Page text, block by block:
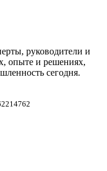
руководители и
опыте и решениях,
сегодня.